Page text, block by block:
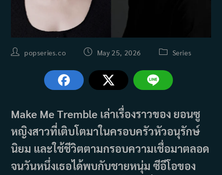
Postpopseries.co
PostMay 25, 2026
PostSeries
Make Me Tremble เล่าเรื่องราวของ ยอนซู
หญิงสาวที่เติบโตมาในครอบครัวหัวอนุรักษ์
นิยม และใช้ชีวิตตามกรอบความเชื่อมาตลอด
จนวันหนึ่งเธอได้พบกับชายหนุ่ม ซีอีโอของ